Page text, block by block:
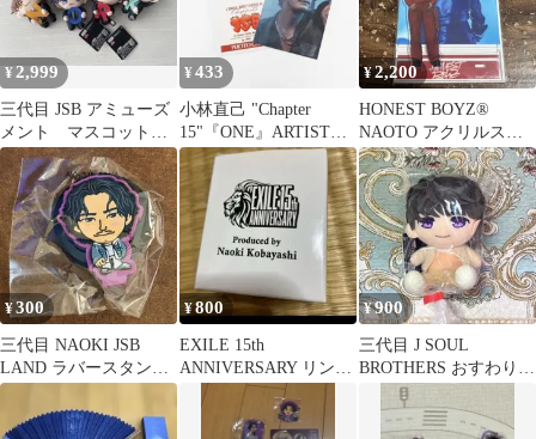
¥2,999
三代目 JSB アミューズ
メント マスコット
セット
¥433
小林直己 "Chapter
15"『ONE』ARTIST
PHOTOフォトカード
¥2,200
HONEST BOYZ®
NAOTO アクリルスタ
ンド&パネルセット A
¥300
三代目 NAOKI JSB
LAND ラバースタンド
ガチャ カプセル
¥800
EXILE 15th
ANNIVERSARY リング
小林直己プロデュース
¥900
三代目 J SOUL
BROTHERS おすわりぬ
いぐるみ マスコット
小林直己